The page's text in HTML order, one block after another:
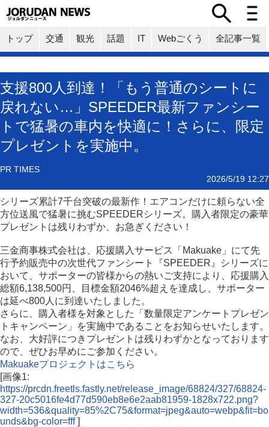
トップ 交通 観光 話題 IT Webごくう 全記事一覧
支援800人到達！「もう普通のシートに
戻れない…」SPEEDER最新ファンシー
トで猛暑の車内を快適に！さらに、限定
プレゼントを実施中。
PR TIMES
2026/5/19 12:27
シリーズ累計7千台突破の最新作！エアコンだけに頼らない全
方位送風で猛暑に挑むSPEEDERシリーズ。購入者限定の豪華
プレゼントは残りわずか、お急ぎください！
三金商事株式会社は、応援購入サービス「Makuake」にて先
行予約販売中の次世代ファンシート『SPEEDER』シリーズに
おいて、サポーターの皆様からの熱いご支持により、応援購入
総額6,138,500円、目標金額2046%超えを達成し、サポーター
は延べ800人に到達いたしました。
さらに、購入者様を対象とした「数量限定アンケートプレゼン
トキャンペーン」を実施中であることをお知らせいたします。
なお、大好評につきプレゼントは残りわずかとなっております
ので、ぜひお早めにご参加ください。
Makuakeプロジェクトはこちら
[画像1:
https://prcdn.freetls.fastly.net/release_image/68824/327/68824-
327-20c5016fe4d77d590eb8e6e2aab81959-1828x722.png?
width=536&quality=85%2C75&format=jpeg&auto=webp&fit=bo
unds&bg-color=fff]